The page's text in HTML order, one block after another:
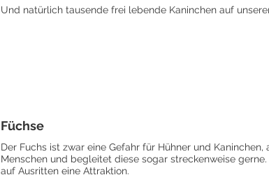
Und natürlich tausende frei lebende Kaninchen auf
Füchse
Der Fuchs ist zwar eine Gefahr für Hühner und
Menschen und begleitet diese sogar streckenweise
auf Ausritten eine Attraktion.